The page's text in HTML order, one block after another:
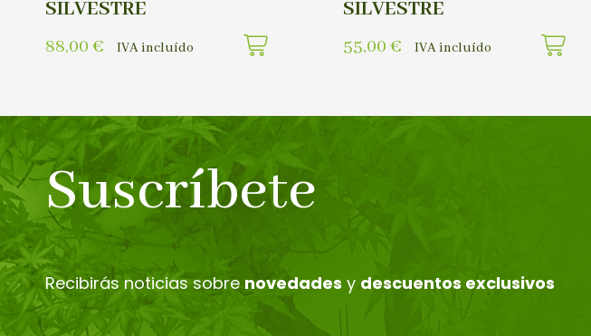
SILVESTRE
88,00 € IVA incluído
SILVESTRE
55,00 € IVA incluído
Suscríbete
Recibirás noticias sobre novedades y descuentos exclusivos